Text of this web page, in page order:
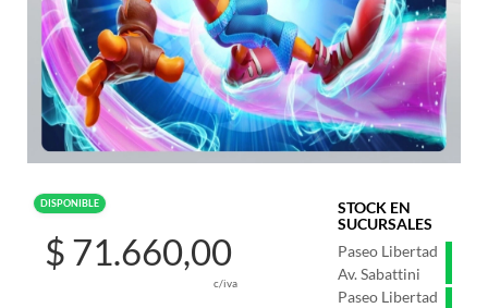
DISPONIBLE
STOCK EN
SUCURSALES
Paseo Libertad
Av. Sabattini
Paseo Libertad
$ 71.660,00
c/iva